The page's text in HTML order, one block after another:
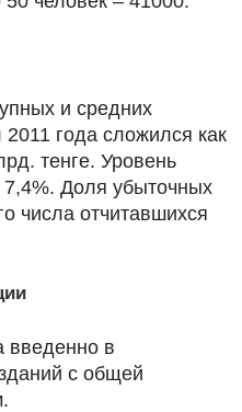
и средних
года сложился как
тенге. Уровень
7,4%. Доля убыточных
числа отчитавшихся
введенно в
с общей